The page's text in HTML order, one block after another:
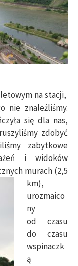
na stacji,
nie znaleźliśmy.
się dla nas,
zdobyć
zabytkowe
i widoków
murach (2,5
km),
urozmaico
ny
od czasu
do czasu
wspinaczk
ą